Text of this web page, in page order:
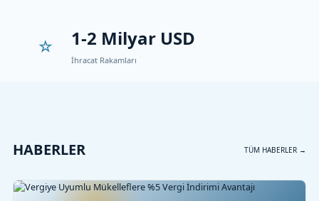
1-2 Milyar USD
İhracat Rakamları
HABERLER TÜM HABERLER →